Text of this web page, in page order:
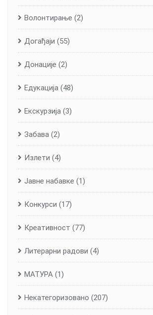
Волонтирање (2)
Догађаји (55)
Донације (2)
Едукација (48)
Екскурзија (3)
Забава (2)
Излети (4)
Јавне набавке (1)
Конкурси (17)
Креативност (77)
Литерарни радови (4)
МАТУРА (1)
Некатегоризовано (207)